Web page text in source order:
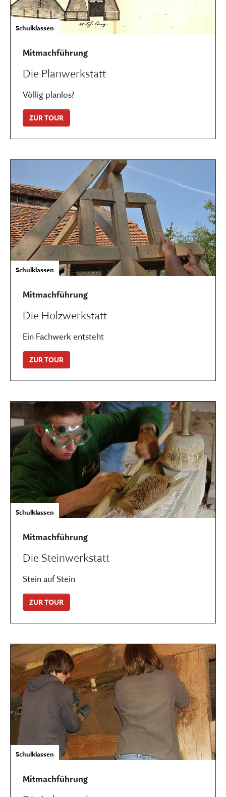
Schulklassen
Mitmachführung
Die Planwerkstatt
Völlig planlos?
ZUR TOUR
Schulklassen
Mitmachführung
Die Holzwerkstatt
Ein Fachwerk entsteht
ZUR TOUR
Schulklassen
Mitmachführung
Die Steinwerkstatt
Stein auf Stein
ZUR TOUR
Schulklassen
Mitmachführung